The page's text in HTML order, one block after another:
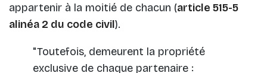
appartenir à la moitié de chacun (article 515-5
alinéa 2 du code civil).
"Toutefois, demeurent la propriété
exclusive de chaque partenaire :